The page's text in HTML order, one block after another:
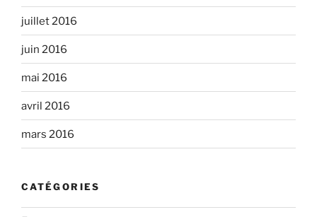
juillet 2016
juin 2016
mai 2016
avril 2016
mars 2016
CATÉGORIES